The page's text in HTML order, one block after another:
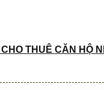
THUÊ CĂN HỘ